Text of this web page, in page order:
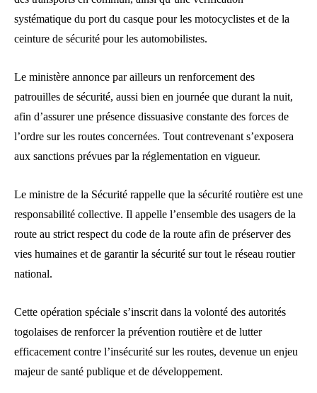
systématique du port du casque pour les motocyclistes et de la
ceinture de sécurité pour les automobilistes.
Le ministère annonce par ailleurs un renforcement des
patrouilles de sécurité, aussi bien en journée que durant la nuit,
afin d’assurer une présence dissuasive constante des forces de
l’ordre sur les routes concernées. Tout contrevenant s’exposera
aux sanctions prévues par la réglementation en vigueur.
Le ministre de la Sécurité rappelle que la sécurité routière est une
responsabilité collective. Il appelle l’ensemble des usagers de la
route au strict respect du code de la route afin de préserver des
vies humaines et de garantir la sécurité sur tout le réseau routier
national.
Cette opération spéciale s’inscrit dans la volonté des autorités
togolaises de renforcer la prévention routière et de lutter
efficacement contre l’insécurité sur les routes, devenue un enjeu
majeur de santé publique et de développement.